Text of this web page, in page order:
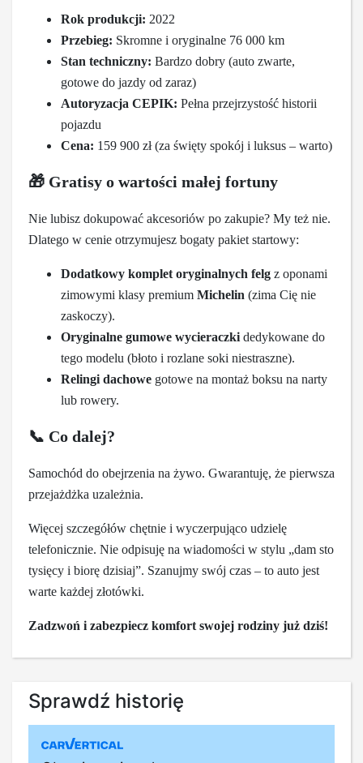
Rok produkcji: 2022
Przebieg: Skromne i oryginalne 76 000 km
Stan techniczny: Bardzo dobry (auto zwarte,
gotowe do jazdy od zaraz)
Autoryzacja CEPIK: Pełna przejrzystość historii
pojazdu
Cena: 159 900 zł (za święty spokój i luksus – warto)
🎁 Gratisy o wartości małej fortuny
Nie lubisz dokupować akcesoriów po zakupie? My też nie.
Dlatego w cenie otrzymujesz bogaty pakiet startowy:
Dodatkowy komplet oryginalnych felg z oponami
zimowymi klasy premium Michelin (zima Cię nie
zaskoczy).
Oryginalne gumowe wycieraczki dedykowane do
tego modelu (błoto i rozlane soki niestraszne).
Relingi dachowe gotowe na montaż boksu na narty
lub rowery.
📞 Co dalej?
Samochód do obejrzenia na żywo. Gwarantuję, że pierwsza
przejażdżka uzależnia.
Więcej szczegółów chętnie i wyczerpująco udzielę
telefonicznie. Nie odpisuję na wiadomości w stylu „dam sto
tysięcy i biorę dzisiaj”. Szanujmy swój czas – to auto jest
warte każdej złotówki.
Zadzwoń i zabezpiecz komfort swojej rodziny już dziś!
Sprawdź historię